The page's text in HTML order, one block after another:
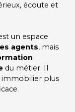
écoute et
un espace
agents, mais
du métier. Il
plus